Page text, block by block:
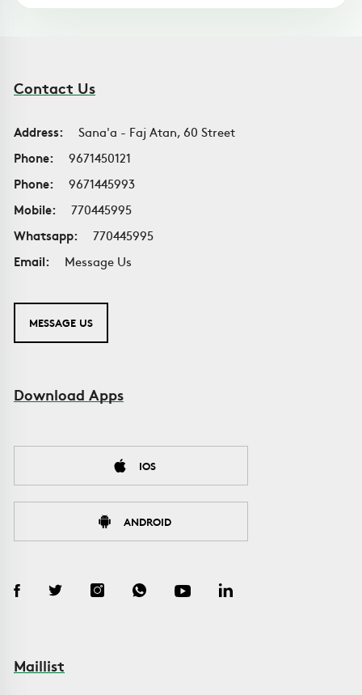
Contact Us
Address:
Sana'a - Faj Atan, 60 Street
Phone:
9671450121
Phone:
9671445993
Mobile:
770445995
Whatsapp:
770445995
Email:
Message Us
MESSAGE US
Download Apps
IOS
ANDROID
Maillist